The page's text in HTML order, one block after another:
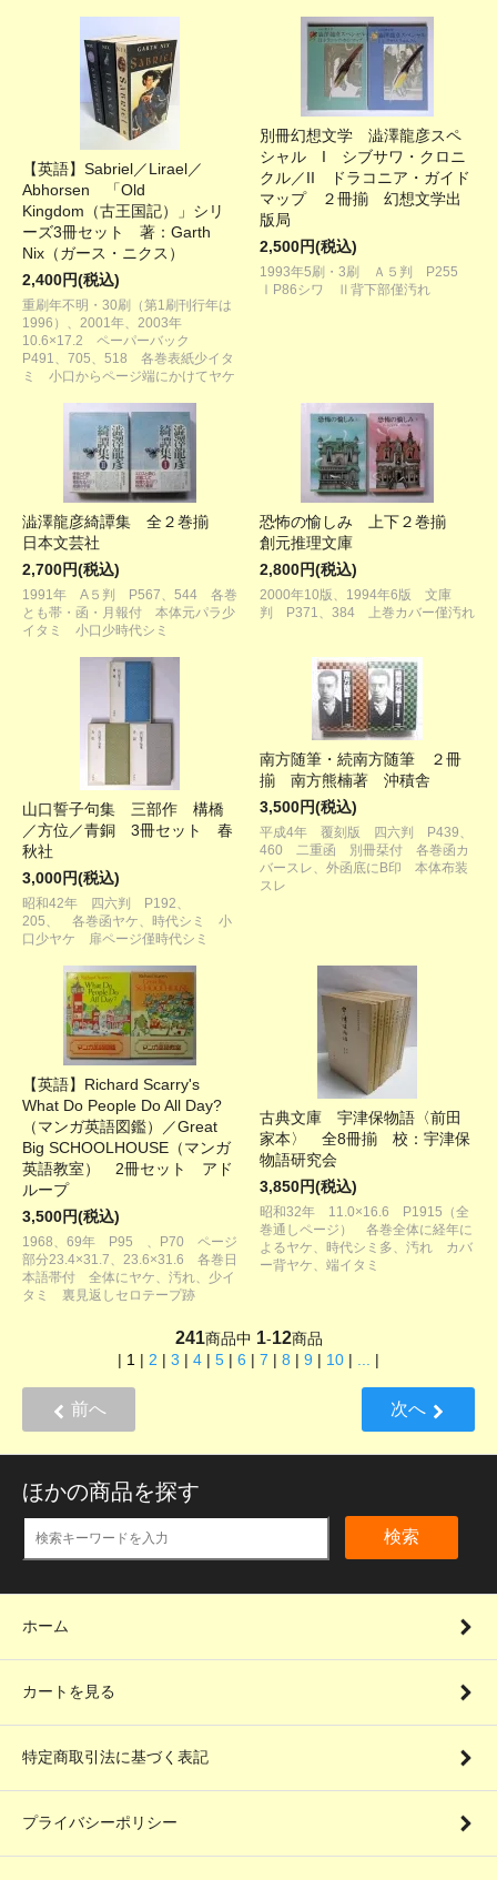
【英語】Sabriel／Lirael／
Abhorsen 「Old
Kingdom（古王国記）」シリ
ーズ3冊セット 著：Garth
Nix（ガース・ニクス）
2,400円(税込)
重刷年不明・30刷（第1刷刊行年は
1996）、2001年、2003年
10.6×17.2 ペーパーバック
P491、705、518 各巻表紙少イタ
ミ 小口からページ端にかけてヤケ
別冊幻想文学 澁澤龍彦スペ
シャル I シブサワ・クロニ
クル／II ドラコニア・ガイド
マップ ２冊揃 幻想文学出
版局
2,500円(税込)
1993年5刷・3刷 Ａ５判 P255
ⅠP86シワ Ⅱ背下部僅汚れ
澁澤龍彦綺譚集 全２巻揃
日本文芸社
2,700円(税込)
1991年 A５判 P567、544 各巻
とも帯・函・月報付 本体元パラ少
イタミ 小口少時代シミ
恐怖の愉しみ 上下２巻揃
創元推理文庫
2,800円(税込)
2000年10版、1994年6版 文庫
判 P371、384 上巻カバー僅汚れ
山口誓子句集 三部作 構橋
／方位／青銅 3冊セット 春
秋社
3,000円(税込)
昭和42年 四六判 P192、
205、 各巻函ヤケ、時代シミ 小
口少ヤケ 扉ページ僅時代シミ
南方随筆・続南方随筆 ２冊
揃 南方熊楠著 沖積舎
3,500円(税込)
平成4年 覆刻版 四六判 P439、
460 二重函 別冊栞付 各巻函カ
バースレ、外函底にB印 本体布装
スレ
【英語】Richard Scarry's
What Do People Do All Day?
（マンガ英語図鑑）／Great
Big SCHOOLHOUSE（マンガ
英語教室） 2冊セット アド
ループ
3,500円(税込)
1968、69年 P95 、P70 ページ
部分23.4×31.7、23.6×31.6 各巻日
本語帯付 全体にヤケ、汚れ、少イ
タミ 裏見返しセロテープ跡
古典文庫 宇津保物語〈前田
家本〉 全8冊揃 校：宇津保
物語研究会
3,850円(税込)
昭和32年 11.0×16.6 P1915（全
巻通しページ） 各巻全体に経年に
よるヤケ、時代シミ多、汚れ カバ
ー背ヤケ、端イタミ
241商品中 1-12商品
| 1 | 2 | 3 | 4 | 5 | 6 | 7 | 8 | 9 | 10 | ... |
前へ 次へ
ほかの商品を探す
検索
ホーム
カートを見る
特定商取引法に基づく表記
プライバシーポリシー